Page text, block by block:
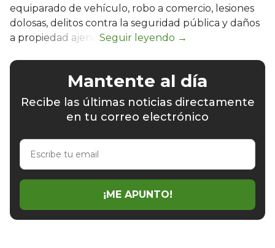
equiparado de vehículo, robo a comercio, lesiones
dolosas, delitos contra la seguridad pública y daños
a propiedad ajena.
Mantente al día
Recibe las últimas noticias directamente
en tu correo electrónico
Escribe
email
¡ME APUNTO!